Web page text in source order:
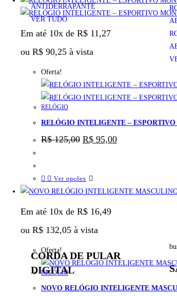
ANTIDERRAPANTE
VER TUDO
CORDA DE PULAR
DIGITAL
Em até 10x de R$ 11,27
ou R$ 90,25 à vista
Oferta!
RELÓGIO
RELÓGIO INTELIGENTE –
R$125,00 R$ 95,00
Ver opções
Em até 10x de R$ 16,49
ou R$ 132,05 à vista
Oferta!
RELÓGIO
NOVO RELÓGIO INTELIGENTE